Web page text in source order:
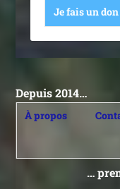
Je fais un don
Depuis 2014…
À propos
…